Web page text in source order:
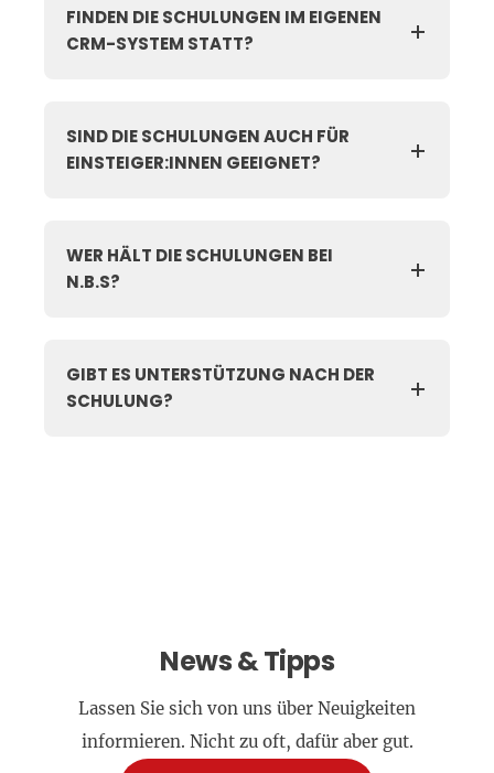
FINDEN DIE SCHULUNGEN IM EIGENEN
CRM-SYSTEM STATT?
SIND DIE SCHULUNGEN AUCH FÜR
EINSTEIGER:INNEN GEEIGNET?
WER HÄLT DIE SCHULUNGEN BEI
N.B.S?
GIBT ES UNTERSTÜTZUNG NACH DER
SCHULUNG?
News & Tipps
Lassen Sie sich von uns über Neuigkeiten
informieren. Nicht zu oft, dafür aber gut.